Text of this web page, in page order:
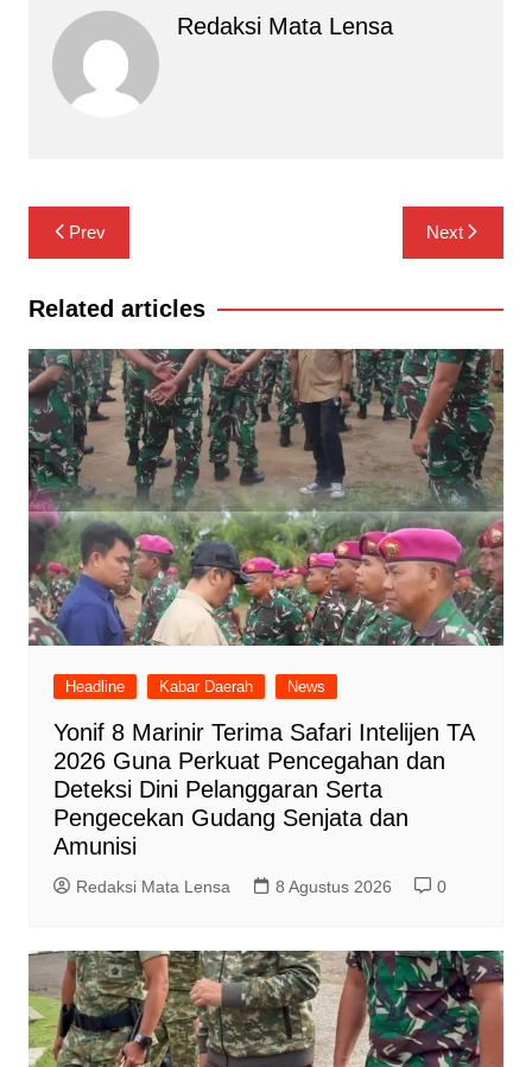
Redaksi Mata Lensa
Navigasi
pos
Prev Next
Related articles
Headline Kabar Daerah News
Yonif 8 Marinir Terima Safari Intelijen TA
2026 Guna Perkuat Pencegahan dan
Deteksi Dini Pelanggaran Serta
Pengecekan Gudang Senjata dan
Amunisi
Redaksi Mata Lensa 8 Agustus 2026 0